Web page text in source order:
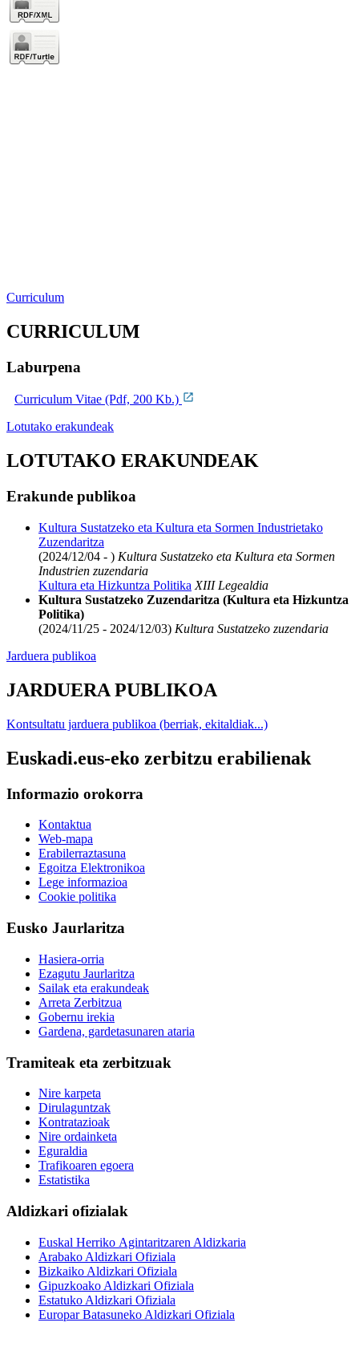
Curriculum
CURRICULUM
Laburpena
Curriculum Vitae (Pdf, 200 Kb.)
Lotutako erakundeak
LOTUTAKO ERAKUNDEAK
Erakunde publikoa
Kultura Sustatzeko eta Kultura eta Sormen Industrietako
Zuzendaritza
(2024/12/04 - ) Kultura Sustatzeko eta Kultura eta Sormen
Industrien zuzendaria
Kultura eta Hizkuntza Politika XIII Legealdia
Kultura Sustatzeko Zuzendaritza (Kultura eta Hizkuntza
Politika)
(2024/11/25 - 2024/12/03) Kultura Sustatzeko zuzendaria
Jarduera publikoa
JARDUERA PUBLIKOA
Kontsultatu jarduera publikoa (berriak, ekitaldiak...)
Euskadi.eus-eko zerbitzu erabilienak
Informazio orokorra
Kontaktua
Web-mapa
Erabilerraztasuna
Egoitza Elektronikoa
Lege informazioa
Cookie politika
Eusko Jaurlaritza
Hasiera-orria
Ezagutu Jaurlaritza
Sailak eta erakundeak
Arreta Zerbitzua
Gobernu irekia
Gardena, gardetasunaren ataria
Tramiteak eta zerbitzuak
Nire karpeta
Dirulaguntzak
Kontratazioak
Nire ordainketa
Eguraldia
Trafikoaren egoera
Estatistika
Aldizkari ofizialak
Euskal Herriko Agintaritzaren Aldizkaria
Arabako Aldizkari Ofiziala
Bizkaiko Aldizkari Ofiziala
Gipuzkoako Aldizkari Ofiziala
Estatuko Aldizkari Ofiziala
Europar Batasuneko Aldizkari Ofiziala